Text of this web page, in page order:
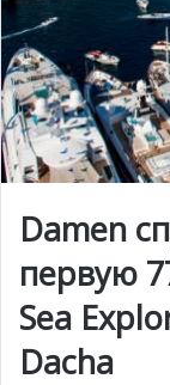
Damen
первую
Sea
Dacha